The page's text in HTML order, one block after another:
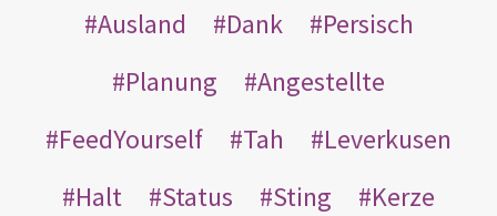
Ausland
Dank
Persisch
Planung
Angestellte
FeedYourself
Tah
Leverkusen
Halt
Status Sting
Kerze